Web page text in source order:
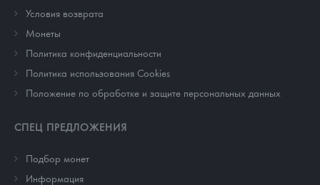
Условия возврата
Монеты
Политика конфиденциальности
Политика использования Cookies
Положение по обработке и защите персональных данных
СПЕЦ ПРЕДЛОЖЕНИЯ
Подбор монет
Информация